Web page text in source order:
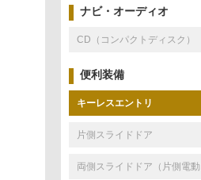
ナビ・オーディオ
CD（コンパクトディスク）
便利装備
キーレスエントリ
片側スライドドア
両側スライドドア（片側電動